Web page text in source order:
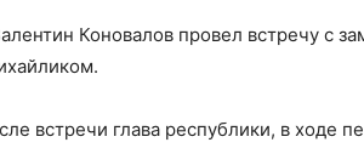
Коновалов провел встречу с
встречи глава республики, в ходе